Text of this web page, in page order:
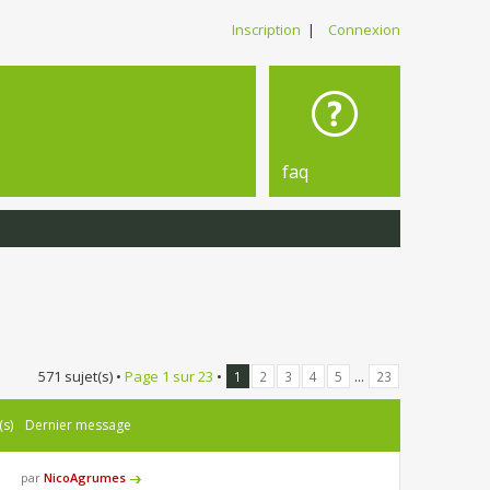
Inscription | Connexion
faq
571 sujet(s) • Page 1 sur23 • 1 2 3 4 5 ... 23
Dernier message
parNicoAgrumes